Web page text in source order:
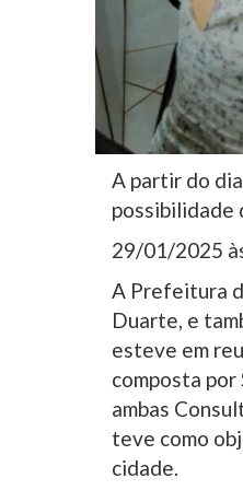
A partir do
possibilidade
29/01/2025
A Prefeitura
Duarte, e
esteve em
composta
ambas
teve como
cidade.